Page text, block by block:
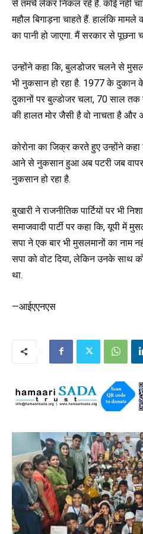
से तमंचे लेकर निकल रहे हैं. कोई नहीं
महौल बिगाड़ना चाहते हैं. हालंकि मामले
का पानी हो जाएगा. मैं सरकार से पूछना
उन्होंने कहा कि, बुलडोजर चलने से
भी नुकसान हो रहा है. 1977 के दुकान
दुकानों पर बुल्डोजर चला, 70 साल
की हालत मोर जैसी है वो नाचता है और
कोरोना का जिक्र करते हुए उन्होंने
आने से नुकसान हुआ अब पटरी जब वापस
नुकसान हो रहा है.
बुखारी ने राजनीतिक पार्टियों पर भी
समाजवादी पार्टी पर कहा कि, यूपी में
सपा ने एक बार भी मुसलमानों का नाम
सपा को वोट दिया, लेकिन उनके साथ
था.
—आईएएनएस